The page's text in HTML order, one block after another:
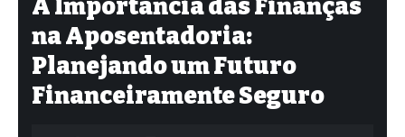
A Importância das Finanças
na Aposentadoria:
Planejando um Futuro
Financeiramente Seguro